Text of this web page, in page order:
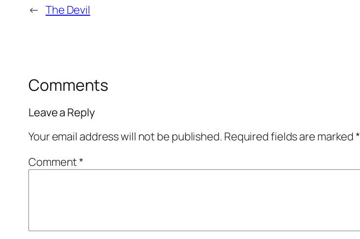
← The Devil
Comments
Leave a Reply
Your email address will not be published. Required fields are marked*
Comment*